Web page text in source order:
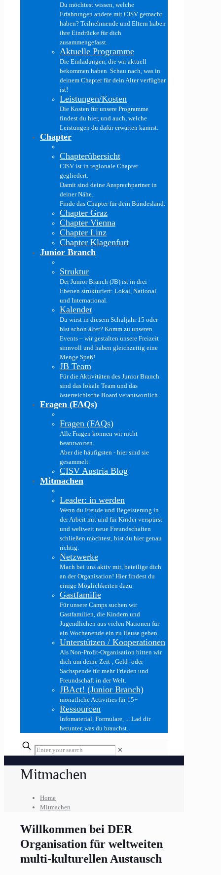
Du möchtest wissen, welche
Erfahrungen andere mit CISV gemacht
haben? Teilnehmende und Eltern haben
ihre Eindrücke für dich
zusammengefasst.
Aktuelle Programme
Die Einladungen, die wir aktuell
bekommen haben. Schau nach, was in
deinem Chapter für dein Alter verfügbar
ist!
Leistungen/Kosten
Die Kosten für unsere Programme
findest du hier, und auch, welche
Leistungen du dafür erwarten kannst.
Chapter
Chapterübersicht
CISV ist in regionale Chapter
gegliedert.
Damit sind deine Ansprechpartner in
deiner Nähe.
Finde das Chapter für dein Bundesland.
Chapter Graz
Chapter Vienna
Chapter Linz
Chapter Klagenfurt
Junior Branch
Struktur
Der Junior Branch (JB) ist in drei
Ebenen strukturiert: Lokal, National
und International.
Kalender
Du wirst in diesem Schuljahr 15 oder
bist schon älter? Komm zu unseren
Events – wir gestalten unsere Freizeit
sinnvoll und haben gleichzeitig eine
Menge Spaß!
JB Team
Für die Aktivitäten des Junior Branch
sind das lokale Team und das
österreichische Board verantwortlich.
Fragen (FAQs)
Fragen (FAQs)
Alle Fragen können wir nicht
beantworten.
Aber die häufigsten - hier sind sie
gesammelt.
CISV Austria Blog
Mitmachen
Leader: in werden
Wenn du Freude und Begeisterung in
der Arbeit mit und für Kinder verspürst
und weltweit neue Freundschaften
schließen möchtest, bist du hier genau
richtig.
Netzwerke
Mach bei uns aktiv mit, beteilige dich
an der Organisation! Hier findest du
einige Möglichkeiten dazu.
Gastfamilie
Für unsere Camps suchen wir
Gastfamilien, die Kindern und
Jugendlichen aus vielen Nationen für
ein Wochenende ein zu Hause geben.
Unterstützen / Kooperationen
Als Non-Profit-Organisation bitten wir
dich um deine Zeit-, Geld- oder
Sachspende für mehr Frieden und
Freundschaft in der Welt.
JBAct! (Junior Branch)
monatliche Activities für 15+
Ressourcen
Infomaterial, Formulare, ... Lad dir
herunter, was du brauchst.
✕
Mitmachen
Home
Mitmachen
Willkommen bei DER
Organisation für weltweiten
multi-kulturellen Austausch